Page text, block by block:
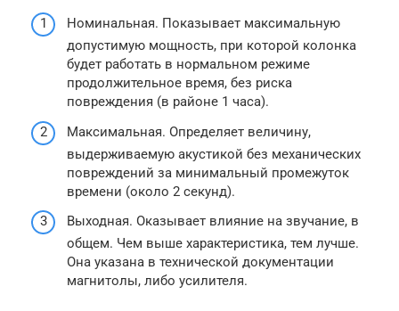
Номинальная. Показывает максимальную
допустимую мощность, при которой колонка
будет работать в нормальном режиме
продолжительное время, без риска
повреждения (в районе 1 часа).
Максимальная. Определяет величину,
выдерживаемую акустикой без механических
повреждений за минимальный промежуток
времени (около 2 секунд).
Выходная. Оказывает влияние на звучание, в
общем. Чем выше характеристика, тем лучше.
Она указана в технической документации
магнитолы, либо усилителя.